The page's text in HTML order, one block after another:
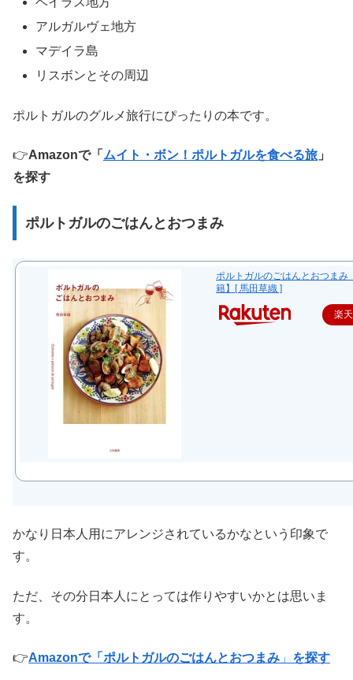
アルガルヴェ地方
マデイラ島
リスボンとその周辺
ポルトガルのグルメ旅行にぴったりの本です。
👉Amazonで「 ムイト・ボン！ポルトガルを食べる旅 」
を探す
ポルトガルのごはんとおつまみ
ポルトガルのごはんとおつまみ
籍】[ 馬田草織 ]
楽
かなり日本人用にアレンジされているかなという印象で
す。
ただ、その分日本人にとっては作りやすいかとは思いま
す。
👉Amazonで「ポルトガルのごはんとおつまみ 」 を探す